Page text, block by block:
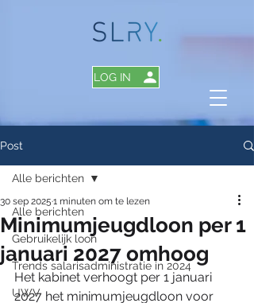
LOG IN
Post
Alle berichten
Gebruikelijk loon
Trends salarisadministratie in 2024
UWV
Alle berichten
Minimumjeugdloon per 1
januari 2027 omhoog
30 sep 2025 1 minuten om te lezen
Het kabinet verhoogt per 1 januari
2027 het minimumjeugdloon voor